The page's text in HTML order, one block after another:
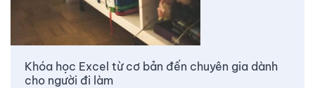
Khóa học Excel từ cơ bản đến chuyên gia dành
cho người đi làm